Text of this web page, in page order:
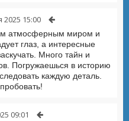
2025 15:00
атмосферным миром и
глаз, а интересные
Много тайн и
Погружаешься в историю
каждую деталь.
09:01